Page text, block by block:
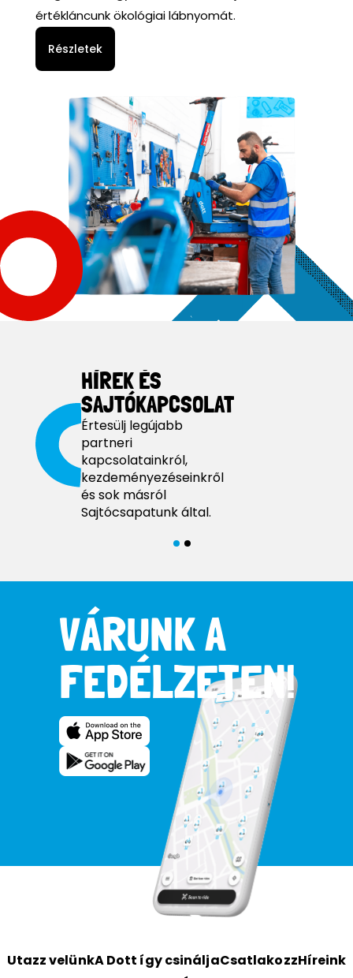
értékláncunk ökológiai lábnyomát.
Részletek
HÍREK ÉS
SAJTÓKAPCSOLAT
Értesülj legújabb
partneri
kapcsolatainkról,
kezdeményezéseinkről
és sok másról
Sajtócsapatunk által.
VÁRUNK A
FEDÉLZETEN!
Utazz velünkA Dott így csináljaCsatlakozzHíreink